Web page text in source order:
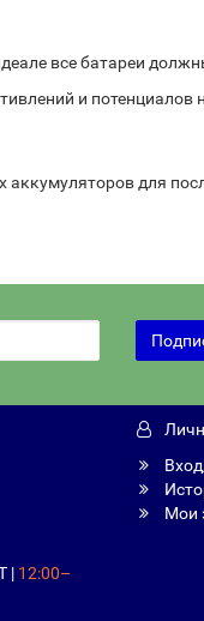
все батареи
и
аккумуляторов для
| 12:00–
Мои